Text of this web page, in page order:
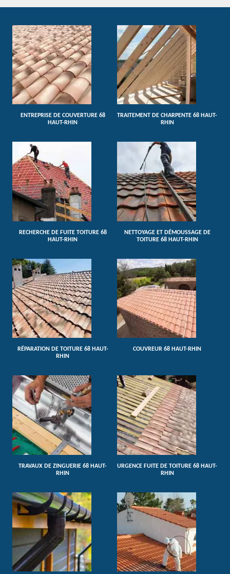
ENTREPRISE DE COUVERTURE 68
HAUT-RHIN
TRAITEMENT DE CHARPENTE 68 HAUT-
RHIN
RECHERCHE DE FUITE TOITURE 68
HAUT-RHIN
NETTOYAGE ET DÉMOUSSAGE DE
TOITURE 68 HAUT-RHIN
RÉPARATION DE TOITURE 68 HAUT-
RHIN
COUVREUR 68 HAUT-RHIN
TRAVAUX DE ZINGUERIE 68 HAUT-
RHIN
URGENCE FUITE DE TOITURE 68 HAUT-
RHIN